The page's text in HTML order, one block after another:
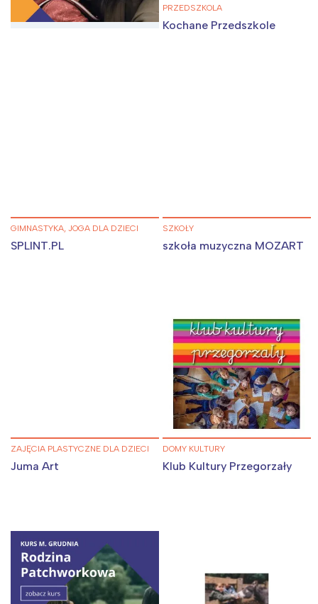
PRZEDSZKOLA
Kochane Przedszkole
GIMNASTYKA, JOGA DLA DZIECI
SPLINT.PL
SZKOŁY
szkoła muzyczna MOZART
ZAJĘCIA PLASTYCZNE DLA DZIECI
Juma Art
DOMY KULTURY
Klub Kultury Przegorzały